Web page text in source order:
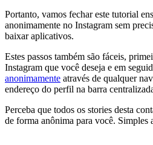
Portanto, vamos fechar este tutorial
anonimamente no Instagram sem
baixar aplicativos.
Estes passos também são fáceis,
Instagram que você deseja e em
anonimamente através de qualquer
endereço do perfil na barra
Perceba que todos os stories desta
de forma anônima para você. Simples